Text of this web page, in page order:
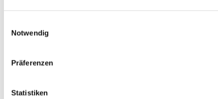
Notwendig
Präferenzen
Statistiken